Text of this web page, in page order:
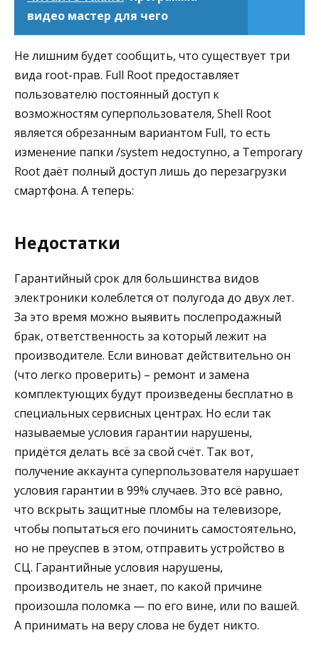
видео мастер для чего
Не лишним будет сообщить, что существует три
вида root-прав. Full Root предоставляет
пользователю постоянный доступ к
возможностям суперпользователя, Shell Root
является обрезанным вариантом Full, то есть
изменение папки /system недоступно, а Temporary
Root даёт полный доступ лишь до перезагрузки
смартфона. А теперь:
Недостатки
Гарантийный срок для большинства видов
электроники колеблется от полугода до двух лет.
За это время можно выявить послепродажный
брак, ответственность за который лежит на
производителе. Если виноват действительно он
(что легко проверить) – ремонт и замена
комплектующих будут произведены бесплатно в
специальных сервисных центрах. Но если так
называемые условия гарантии нарушены,
придётся делать всё за свой счёт. Так вот,
получение аккаунта суперпользователя нарушает
условия гарантии в 99% случаев. Это всё равно,
что вскрыть защитные пломбы на телевизоре,
чтобы попытаться его починить самостоятельно,
но не преуспев в этом, отправить устройство в
СЦ. Гарантийные условия нарушены,
производитель не знает, по какой причине
произошла поломка — по его вине, или по вашей.
А принимать на веру слова не будет никто.